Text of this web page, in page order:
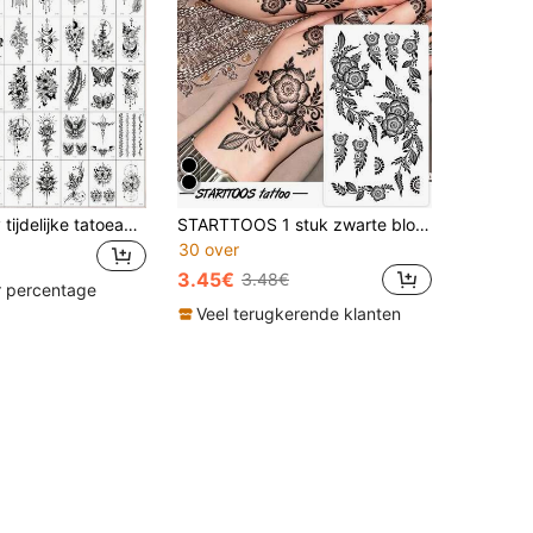
30 stuks sexy tijdelijke tatoeagestickers voor dames, gemengde patronen waaronder zwarte bloemen, vlinder, veer, dromenvanger en maanontwerpen, waterdichte lichaamskunststickers, geschikt voor pols, sleutelbeen, dij en andere gebieden - perfect voor feestmake-up, gaat 2-5 dagen mee
percentage
STARTTOOS 1 stuk zwarte bloemenblad rankpatroon handrug pols tattoo sticker - DIY zomerfeest vakantie cadeau Y2K bloemen mouw dij enkel lichaams huid tattoo sticker
30 over
3.45€ 3.48€
Veel terugkerende klanten